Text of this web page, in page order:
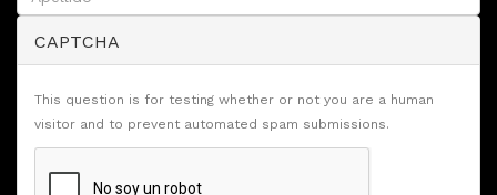
CAPTCHA
This question is for testing whether or not you are a human
visitor and to prevent automated spam submissions.